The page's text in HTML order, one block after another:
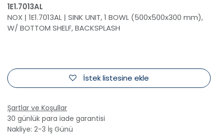
1E1.7013AL
NOX | 1E1.7013AL | SINK UNIT, 1 BOWL (500x500x300 mm),
W/ BOTTOM SHELF, BACKSPLASH
İstek listesine ekle
Şartlar ve Koşullar
30 günlük para iade garantisi
Nakliye: 2-3 İş Günü